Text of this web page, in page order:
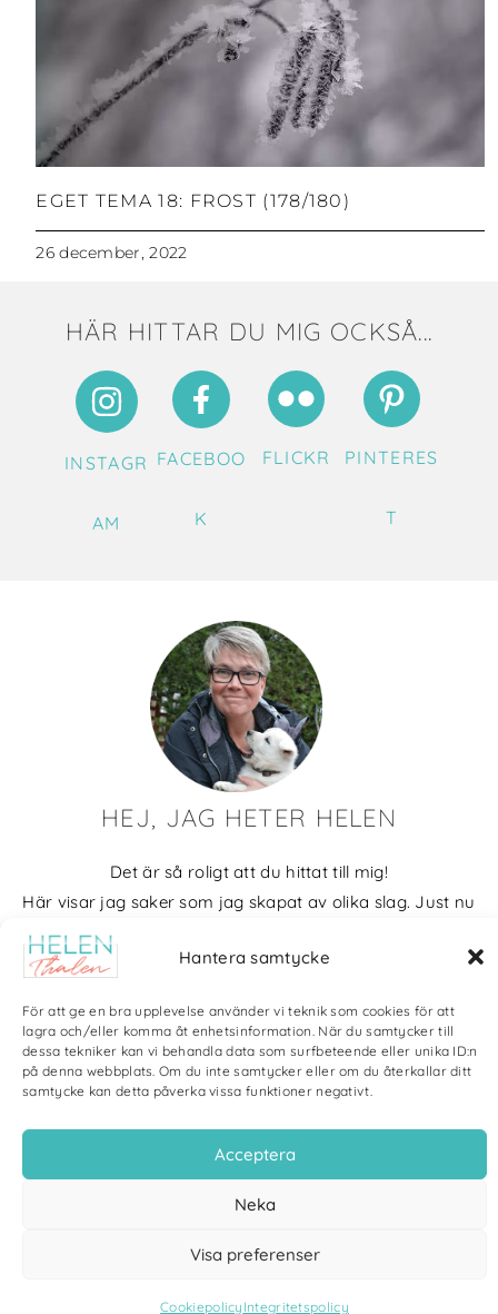
Hantera samtycke
För att ge en bra upplevelse använder vi teknik som cookies för att
lagra och/eller komma åt enhetsinformation. När du samtycker till
dessa tekniker kan vi behandla data som surfbeteende eller unika ID:n
på denna webbplats. Om du inte samtycker eller om du återkallar ditt
samtycke kan detta påverka vissa funktioner negativt.
Acceptera
Neka
Visa preferenser
Cookiepolicy Integritetspolicy
EGET TEMA 18: FROST (178/180)
26 december, 2022
HÄR HITTAR DU MIG OCKSÅ...
INSTAGR
AM
FACEBOO
K
FLICKR PINTERES
T
HEJ, JAG HETER HELEN
Det är så roligt att du hittat till mig!
Här visar jag saker som jag skapat av olika slag. Just nu
blir det mycket fotografier och många bilder visar min
kärlek till naturen och min vackra hund. Men också lite
Bloggarkiv
Copyright Helen Thalen 2026 – All rights reserved. |Integritetspolicy|
| Produktion och sponsor: CoreIT, Örnsköldsvik